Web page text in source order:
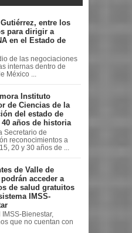
entre los
para dirigir a
en el Estado de
de las negociaciones
internas dentro de
México ...
Instituto
de Ciencias de la
del estado de
40 años de historia
Secretario de
reconocimientos a
20 y 30 años de ...
de Valle de
acceder a
de salud gratuitos
IMSS-
IMSS-Bienestar,
que no cuentan con